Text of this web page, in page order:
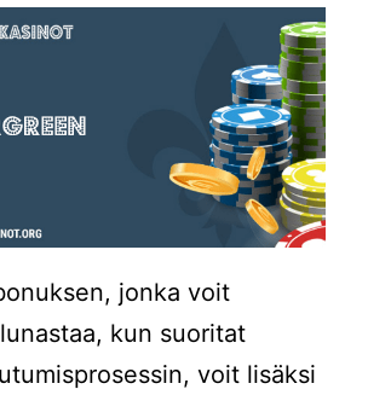
jonka voit
kun suoritat
voit lisäksi